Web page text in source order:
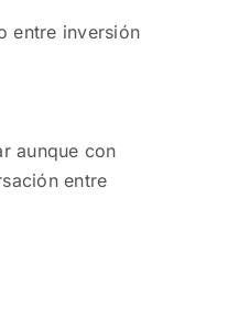
entre inversión
aunque con
entre